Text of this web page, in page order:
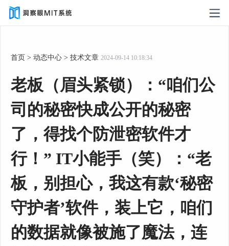
首页 > 动态中心 > 技术文章 2024-09-14 10:18:34
老板（眉头紧锁）：“咱们公
司的秘密快成公开的秘密
了，得找个防泄密软件才
行！” IT小能手（笑）：“老
板，别担心，我这有款‘秘密
守护者’软件，装上它，咱们
的数据就像被施了魔法，连